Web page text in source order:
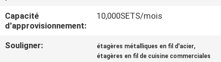
CONTACTEZ-
NOUS
Capacité
d'approvisionnement:
10,000SETS/mois
Souligner: étagères métalliques en fil d'acier,
étagères en fil de cuisine commerciales